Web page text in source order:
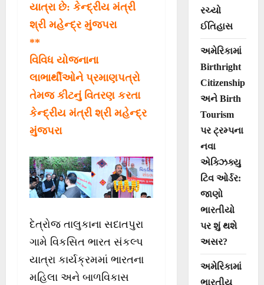
યાત્રા છે: કેન્દ્રીય મંત્રી
શ્રી મહેન્દ્ર મુંજપરા
**
વિવિધ યોજનાના
લાભાર્થીઓને પ્રમાણપત્રો
તેમજ કીટનું વિતરણ કરતા
કેન્દ્રીય મંત્રી શ્રી મહેન્દ્ર
મુંજપરા
દેત્રોજ તાલુકાના સદાતપુરા
ગામે વિકસિત ભારત સંકલ્પ
યાત્રા કાર્યક્રમમાં ભારતના
મહિલા અને બાળવિકાસ
રચ્યો
ઈતિહાસ
અમેરિકામાં
Birthright
Citizenship
અને Birth
Tourism
પર ટ્રમ્પના
નવા
એક્ઝિક્યુ
ટિવ ઓર્ડર:
જાણો
ભારતીયો
પર શું થશે
અસર?
અમેરિકામાં
ભારતીય